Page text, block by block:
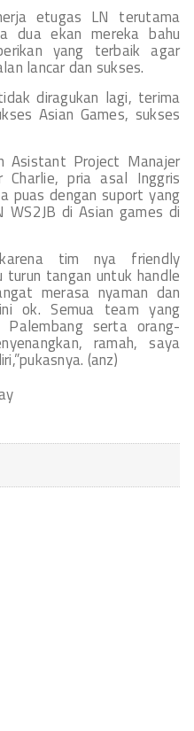
etugas LN terutama
dua ekan mereka bahu
yang terbaik agar
lancar dan sukses.
diragukan lagi, terima
Asian Games, sukses
Asistant Project Manajer
pria asal Inggris
puas dengan suport yang
di Asian games di
tim nya friendly
tangan untuk handle
merasa nyaman dan
ok. Semua team yang
serta orang-
ramah, saya
(anz)